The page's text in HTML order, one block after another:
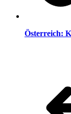
Österreich: